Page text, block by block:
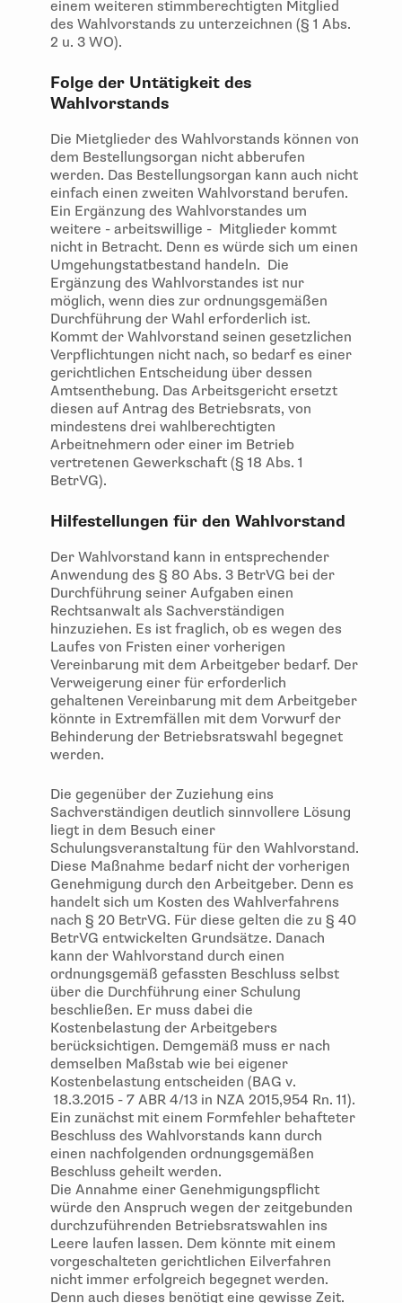
einem weiteren stimmberechtigten Mitglied
des Wahlvorstands zu unterzeichnen (§ 1 Abs.
2 u. 3 WO).
Folge der Untätigkeit des
Wahlvorstands
Die Mietglieder des Wahlvorstands können von
dem Bestellungsorgan nicht abberufen
werden. Das Bestellungsorgan kann auch nicht
einfach einen zweiten Wahlvorstand berufen.
Ein Ergänzung des Wahlvorstandes um
weitere - arbeitswillige - Mitglieder kommt
nicht in Betracht. Denn es würde sich um einen
Umgehungstatbestand handeln. Die
Ergänzung des Wahlvorstandes ist nur
möglich, wenn dies zur ordnungsgemäßen
Durchführung der Wahl erforderlich ist.
Kommt der Wahlvorstand seinen gesetzlichen
Verpflichtungen nicht nach, so bedarf es einer
gerichtlichen Entscheidung über dessen
Amtsenthebung. Das Arbeitsgericht ersetzt
diesen auf Antrag des Betriebsrats, von
mindestens drei wahlberechtigten
Arbeitnehmern oder einer im Betrieb
vertretenen Gewerkschaft (§ 18 Abs. 1
BetrVG).
Hilfestellungen für den Wahlvorstand
Der Wahlvorstand kann in entsprechender
Anwendung des § 80 Abs. 3 BetrVG bei der
Durchführung seiner Aufgaben einen
Rechtsanwalt als Sachverständigen
hinzuziehen. Es ist fraglich, ob es wegen des
Laufes von Fristen einer vorherigen
Vereinbarung mit dem Arbeitgeber bedarf. Der
Verweigerung einer für erforderlich
gehaltenen Vereinbarung mit dem Arbeitgeber
könnte in Extremfällen mit dem Vorwurf der
Behinderung der Betriebsratswahl begegnet
werden.
Die gegenüber der Zuziehung eins
Sachverständigen deutlich sinnvollere Lösung
liegt in dem Besuch einer
Schulungsveranstaltung für den Wahlvorstand.
Diese Maßnahme bedarf nicht der vorherigen
Genehmigung durch den Arbeitgeber. Denn es
handelt sich um Kosten des Wahlverfahrens
nach § 20 BetrVG. Für diese gelten die zu § 40
BetrVG entwickelten Grundsätze. Danach
kann der Wahlvorstand durch einen
ordnungsgemäß gefassten Beschluss selbst
über die Durchführung einer Schulung
beschließen. Er muss dabei die
Kostenbelastung der Arbeitgebers
berücksichtigen. Demgemäß muss er nach
demselben Maßstab wie bei eigener
Kostenbelastung entscheiden (BAG v.
18.3.2015 - 7 ABR 4/13 in NZA 2015,954 Rn. 11).
Ein zunächst mit einem Formfehler behafteter
Beschluss des Wahlvorstands kann durch
einen nachfolgenden ordnungsgemäßen
Beschluss geheilt werden.
Die Annahme einer Genehmigungspflicht
würde den Anspruch wegen der zeitgebunden
durchzuführenden Betriebsratswahlen ins
Leere laufen lassen. Dem könnte mit einem
vorgeschalteten gerichtlichen Eilverfahren
nicht immer erfolgreich begegnet werden.
Denn auch dieses benötigt eine gewisse Zeit.